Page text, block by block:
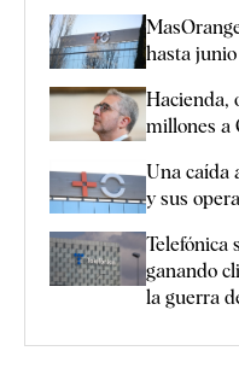
hasta
Hacienda,
millones a
Una caída
y sus
Telefónica
ganando
la guerra